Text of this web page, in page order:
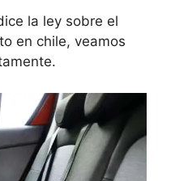
la ley sobre el
en chile, veamos